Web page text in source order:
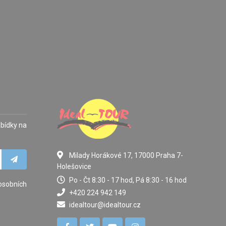
na
Milady Horákové 17, 17000 Praha 7-
Holešovice
Po - Čt 8:30 - 17 hod, Pá 8:30 - 16 hod
+420 224 942 149
idealtour@idealtour.cz